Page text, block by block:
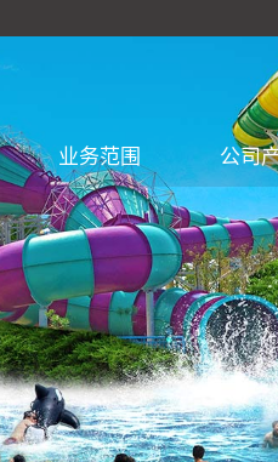
业务范围 公司